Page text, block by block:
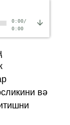
0:00/
0:00
вә